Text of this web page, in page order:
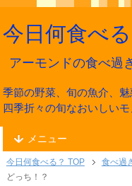
今日何食べる
アーモンドの食べ過
季節の野菜、旬の魚介、
四季折々の旬なおいしい
メニュー
今日何食べる？ TOP 食べ過
どっち！？